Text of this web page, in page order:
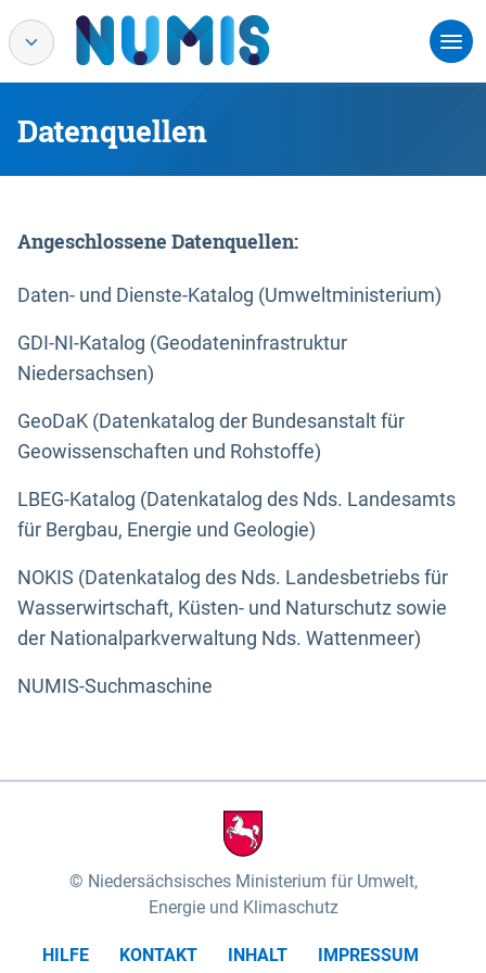
Datenquellen
Angeschlossene Datenquellen:
Daten- und Dienste-Katalog (Umweltministerium)
GDI-NI-Katalog (Geodateninfrastruktur
Niedersachsen)
GeoDaK (Datenkatalog der Bundesanstalt für
Geowissenschaften und Rohstoffe)
LBEG-Katalog (Datenkatalog des Nds. Landesamts
für Bergbau, Energie und Geologie)
NOKIS (Datenkatalog des Nds. Landesbetriebs für
Wasserwirtschaft, Küsten- und Naturschutz sowie
der Nationalparkverwaltung Nds. Wattenmeer)
NUMIS-Suchmaschine
Niedersächsisches Ministerium für Umwelt,
Energie und Klimaschutz
HILFE KONTAKT INHALT
IMPRESSUM